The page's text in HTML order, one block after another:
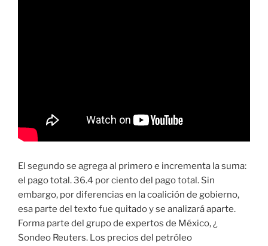
El segundo se agrega al primero e incrementa la suma:
el pago total. 36.4 por ciento del pago total. Sin
embargo, por diferencias en la coalición de gobierno,
esa parte del texto fue quitado y se analizará aparte.
Forma parte del grupo de expertos de México, ¿
Sondeo Reuters. Los precios del petróleo